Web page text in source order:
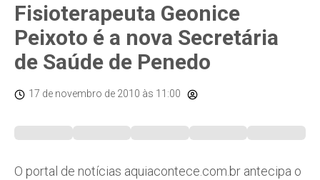
Fisioterapeuta Geonice
Peixoto é a nova Secretária
de Saúde de Penedo
17 de novembro de 2010 às 11:00
O portal de notícias aquiacontece.com.br antecipa o